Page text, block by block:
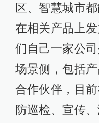
区、智慧城市
在相关产品上
们自己一家公
场景侧，包括
合作伙伴，目
防巡检、宣传